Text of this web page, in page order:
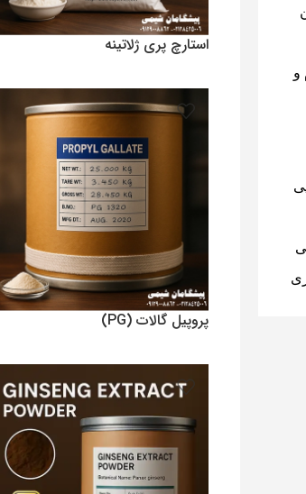
و
استارچ پری ژلاتینه
افزودن به سبد خرید
پروپیل گالات (PG)
افزودن به سبد خرید